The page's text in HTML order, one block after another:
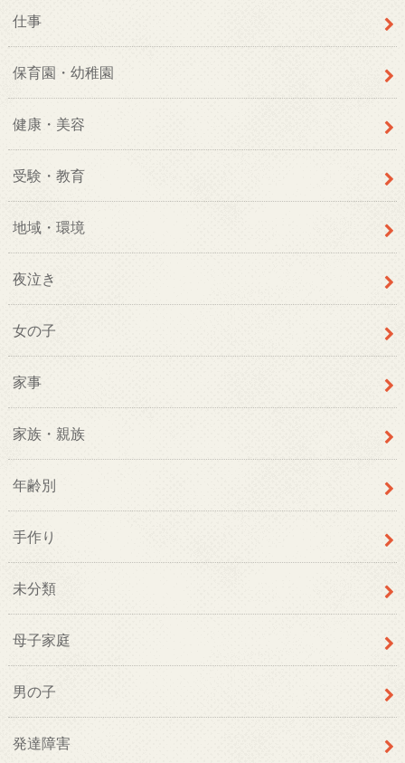
仕事
保育園・幼稚園
健康・美容
受験・教育
地域・環境
夜泣き
女の子
家事
家族・親族
年齢別
手作り
未分類
母子家庭
男の子
発達障害